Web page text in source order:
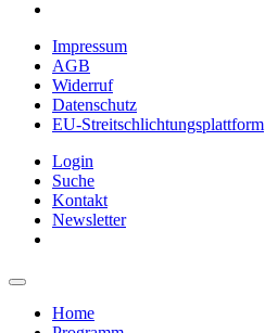
Impressum
AGB
Widerruf
Datenschutz
EU-Streitschlichtungsplattform
Login
Suche
Kontakt
Newsletter
Home